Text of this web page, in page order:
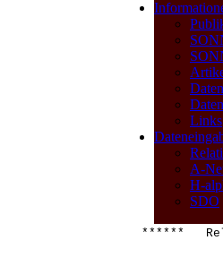
Links
A-
H-
SDO
******